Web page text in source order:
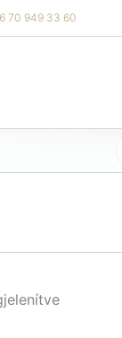
70 949 33 60
Sorted